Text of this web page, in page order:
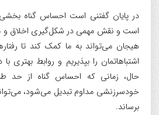
در پایان گفتنی است احساس گناه بخشی
است و نقش مهمی در شکل‌گیری اخلاق و
هیجان می‌تواند به ما کمک کند تا
اشتباهاتمان را بپذیریم و روابط بهتری با
حال، زمانی که احساس گناه از حد
خودسرزنشی مداوم تبدیل می‌شود،
برساند.